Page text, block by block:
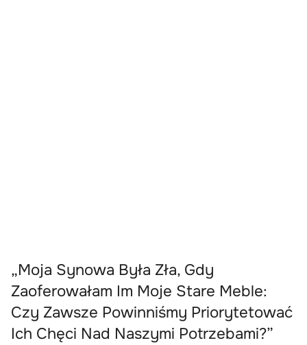
„Moja Synowa Była Zła, Gdy
Zaoferowałam Im Moje Stare Meble:
Czy Zawsze Powinniśmy Priorytetować
Ich Chęci Nad Naszymi Potrzebami?”